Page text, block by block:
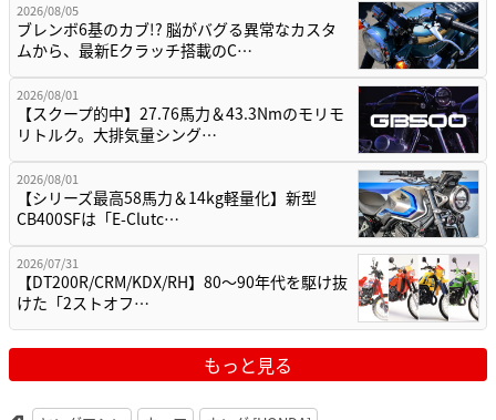
2026/08/05
ブレンボ6基のカブ!? 脳がバグる異常なカスタ
ムから、最新Eクラッチ搭載のC…
2026/08/01
【スクープ的中】27.76馬力＆43.3Nmのモリモ
リトルク。大排気量シング…
2026/08/01
【シリーズ最高58馬力＆14kg軽量化】新型
CB400SFは「E-Clutc…
2026/07/31
【DT200R/CRM/KDX/RH】80〜90年代を駆け抜
けた「2ストオフ…
もっと見る